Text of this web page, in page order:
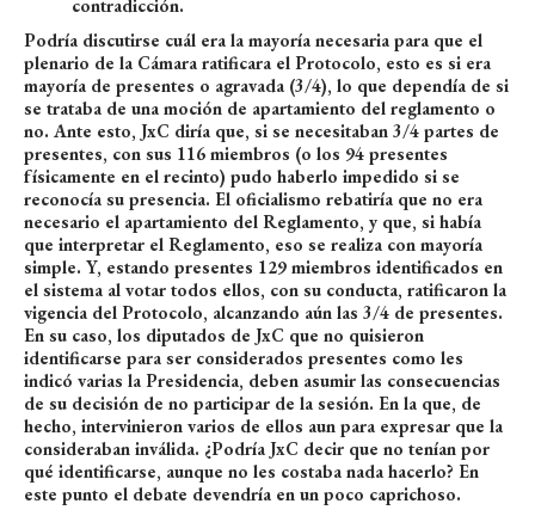
contradicción.
Podría discutirse cuál era la mayoría necesaria para que el
plenario de la Cámara ratificara el Protocolo, esto es si era
mayoría de presentes o agravada (3/4), lo que dependía de si
se trataba de una moción de apartamiento del reglamento o
no. Ante esto, JxC diría que, si se necesitaban 3/4 partes de
presentes, con sus 116 miembros (o los 94 presentes
físicamente en el recinto) pudo haberlo impedido si se
reconocía su presencia. El oficialismo rebatiría que no era
necesario el apartamiento del Reglamento, y que, si había
que interpretar el Reglamento, eso se realiza con mayoría
simple. Y, estando presentes 129 miembros identificados en
el sistema al votar todos ellos, con su conducta, ratificaron la
vigencia del Protocolo, alcanzando aún las 3/4 de presentes.
En su caso, los diputados de JxC que no quisieron
identificarse para ser considerados presentes como les
indicó varias la Presidencia, deben asumir las consecuencias
de su decisión de no participar de la sesión. En la que, de
hecho, intervinieron varios de ellos aun para expresar que la
consideraban inválida. ¿Podría JxC decir que no tenían por
qué identificarse, aunque no les costaba nada hacerlo? En
este punto el debate devendría en un poco caprichoso.